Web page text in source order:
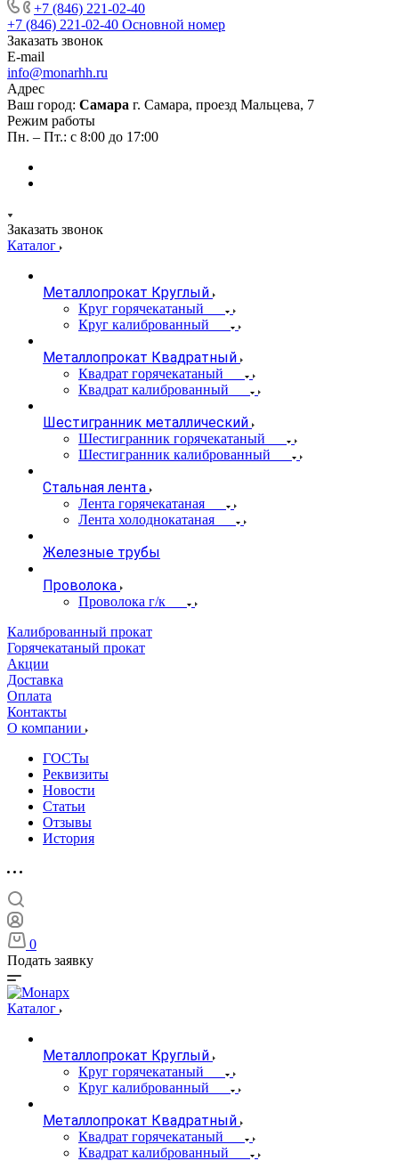
+7 (846) 221-02-40
+7 (846) 221-02-40 Основной номер
Заказать звонок
E-mail
info@monarhh.ru
Адрес
Ваш город: Самара г. Самара, проезд Мальцева, 7
Режим работы
Пн. – Пт.: с 8:00 до 17:00
Заказать звонок
Каталог
Металлопрокат Круглый
Круг горячекатаный
Круг калиброванный
Металлопрокат Квадратный
Квадрат горячекатаный
Квадрат калиброванный
Шестигранник металлический
Шестигранник горячекатаный
Шестигранник калиброванный
Стальная лента
Лента горячекатаная
Лента холоднокатаная
Железные трубы
Проволока
Проволока г/к
Калиброванный прокат
Горячекатаный прокат
Акции
Доставка
Оплата
Контакты
О компании
ГОСТы
Реквизиты
Новости
Статьи
Отзывы
История
0
Подать заявку
Каталог
Металлопрокат Круглый
Круг горячекатаный
Круг калиброванный
Металлопрокат Квадратный
Квадрат горячекатаный
Квадрат калиброванный